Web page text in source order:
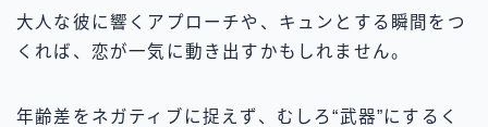
大人な彼に響くアプローチや、キュンとする瞬間をつ
くれば、恋が一気に動き出すかもしれません。
年齢差をネガティブに捉えず、むしろ“武器”にするく